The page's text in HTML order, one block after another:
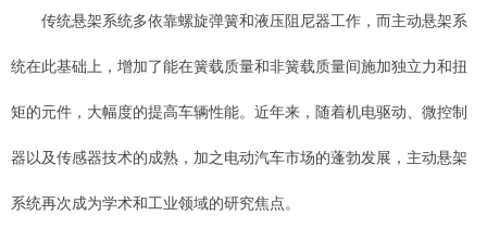
传统悬架系统多依靠螺旋弹簧和液压阻尼器工作，而主动悬架系
统在此基础上，增加了能在簧载质量和非簧载质量间施加独立力和扭
矩的元件，大幅度的提高车辆性能。近年来，随着机电驱动、微控制
器以及传感器技术的成熟，加之电动汽车市场的蓬勃发展，主动悬架
系统再次成为学术和工业领域的研究焦点。